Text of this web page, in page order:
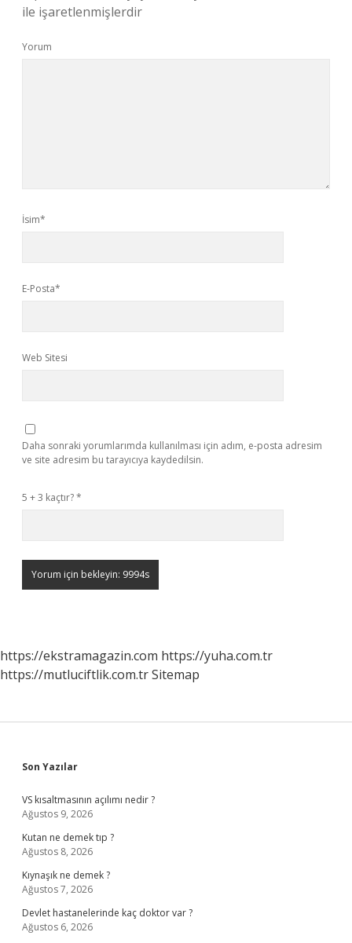
ile işaretlenmişlerdir
Yorum
İsim*
E-Posta*
Web Sitesi
Daha sonraki yorumlarımda kullanılması için adım, e-posta adresim
ve site adresim bu tarayıcıya kaydedilsin.
5 + 3 kaçtır?*
https://ekstramagazin.com https://yuha.com.tr
https://mutluciftlik.com.trSitemap
Sidebar
Son Yazılar
VS kısaltmasının açılımı nedir ?
Ağustos 9, 2026
Kutan ne demek tıp ?
Ağustos 8, 2026
Kıynaşık ne demek ?
Ağustos 7, 2026
Devlet hastanelerinde kaç doktor var ?
Ağustos 6, 2026